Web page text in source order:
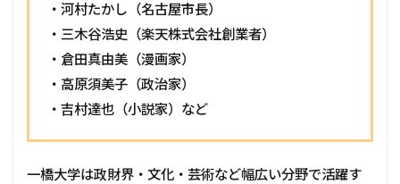
・河村たかし（名古屋市長）
・三木谷浩史（楽天株式会社創業者）
・倉田真由美（漫画家）
・高原須美子（政治家）
・吉村達也（小説家）など
一橋大学は政財界・文化・芸術など幅広い分野で活躍す